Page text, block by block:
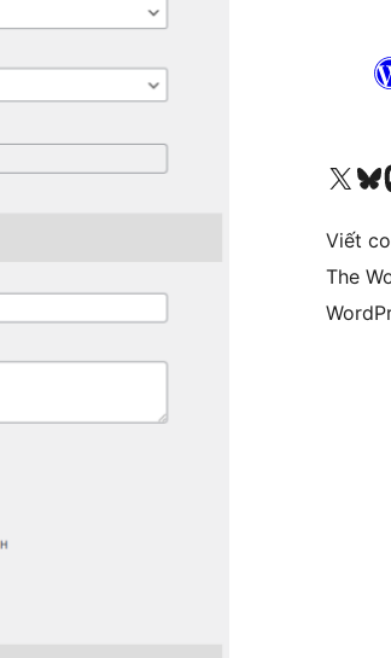
Truy cập tài khoản X (trước đây là Twitter) của chúng tôiVisit
Viết
The